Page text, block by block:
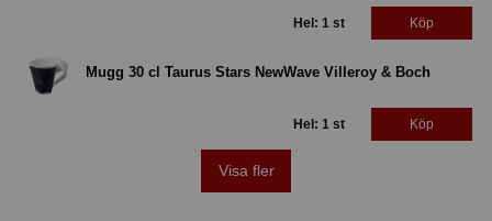
Hel: 1 st Köp
Mugg 30 cl Taurus Stars NewWave Villeroy & Boch
Hel: 1 st Köp
Visa fler